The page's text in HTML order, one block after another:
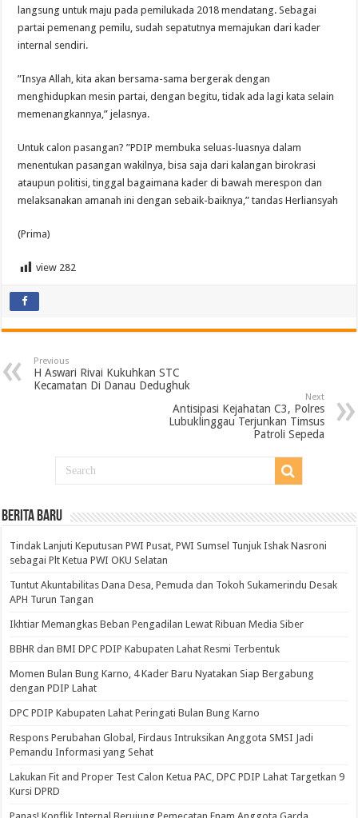
langsung untuk maju pada pemilukada 2018 mendatang. Sebagai
partai pemenang pemilu, sudah sepatutnya memajukan dari kader
internal sendiri.
”Insya Allah, kita akan bersama-sama bergerak dengan
menghidupkan mesin partai, dengan begitu, tidak ada lagi kata selain
memenangkannya,” jelasnya.
Untuk calon pasangan? ”PDIP membuka seluas-luasnya dalam
menentukan pasangan wakilnya, bisa saja dari kalangan birokrasi
ataupun politisi, tinggal bagaimana kader di bawah merespon dan
melaksanakan amanah ini dengan sebaik-baiknya,” tandas Herliansyah
(Prima)
view 282
Previous
H Aswari Rivai Kukuhkan STC
Kecamatan Di Danau Dedughuk
Next
Antisipasi Kejahatan C3, Polres
Lubuklinggau Terjunkan Timsus
Patroli Sepeda
BERITA BARU
Tindak Lanjuti Keputusan PWI Pusat, PWI Sumsel Tunjuk Ishak Nasroni
sebagai Plt Ketua PWI OKU Selatan
Tuntut Akuntabilitas Dana Desa, Pemuda dan Tokoh Sukamerindu Desak
APH Turun Tangan
Ikhtiar Memangkas Beban Pengadilan Lewat Ribuan Media Siber
BBHR dan BMI DPC PDIP Kabupaten Lahat Resmi Terbentuk
Momen Bulan Bung Karno, 4 Kader Baru Nyatakan Siap Bergabung
dengan PDIP Lahat
DPC PDIP Kabupaten Lahat Peringati Bulan Bung Karno
Respons Perubahan Global, Firdaus Intruksikan Anggota SMSI Jadi
Pemandu Informasi yang Sehat
Lakukan Fit and Proper Test Calon Ketua PAC, DPC PDIP Lahat Targetkan 9
Kursi DPRD